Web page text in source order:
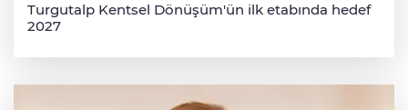
Turgutalp Kentsel Dönüşüm'ün ilk etabında hedef
2027